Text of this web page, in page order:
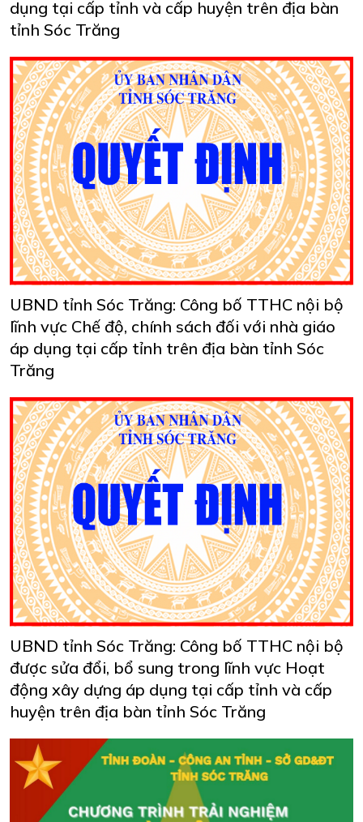
dụng tại cấp tỉnh và cấp huyện trên địa bàn
tỉnh Sóc Trăng
UBND tỉnh Sóc Trăng: Công bố TTHC nội bộ
lĩnh vực Chế độ, chính sách đối với nhà giáo
áp dụng tại cấp tỉnh trên địa bàn tỉnh Sóc
Trăng
UBND tỉnh Sóc Trăng: Công bố TTHC nội bộ
được sửa đổi, bổ sung trong lĩnh vực Hoạt
động xây dựng áp dụng tại cấp tỉnh và cấp
huyện trên địa bàn tỉnh Sóc Trăng